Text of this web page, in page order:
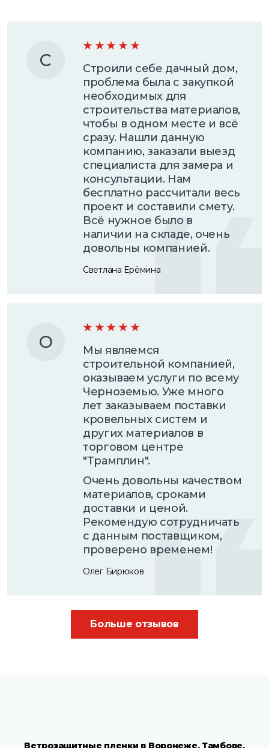
С
Строили себе дачный дом,
проблема была с закупкой
необходимых для
строительства материалов,
чтобы в одном месте и всё
сразу. Нашли данную
компанию, заказали выезд
специалиста для замера и
консультации. Нам
бесплатно рассчитали весь
проект и составили смету.
Всё нужное было в
наличии на складе, очень
довольны компанией.
Светлана Ерёмина
О
Мы являемся
строительной компанией,
оказываем услуги по всему
Черноземью. Уже много
лет заказываем поставки
кровельных систем и
других материалов в
торговом центре
"Трамплин".
Очень довольны качеством
материалов, сроками
доставки и ценой.
Рекомендую сотрудничать
с данным поставщиком,
проверено временем!
Олег Бирюков
Больше отзывов
Ветрозащитные пленки в Воронеже, Тамбове,